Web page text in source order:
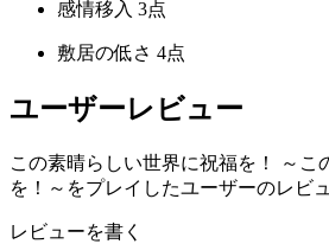
感情移入 3点
敷居の低さ 4点
ユーザーレビュー
この素晴らしい世界に祝福を！ ～こ
を！～をプレイしたユーザーのレビュ
レビューを書く